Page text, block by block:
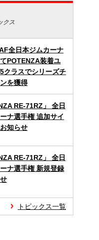
クス
全日本ジムカーナ
POTENZA装着ユ
クラスでシリーズチ
を獲得
RE-71RZ」 全日
ナ選手権 追加サイ
知らせ
RE-71RZ」 全日
ナ選手権 新規登録
トピックス一覧